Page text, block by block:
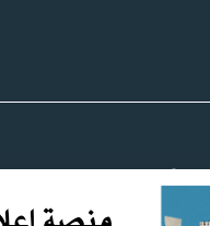
بورتريه